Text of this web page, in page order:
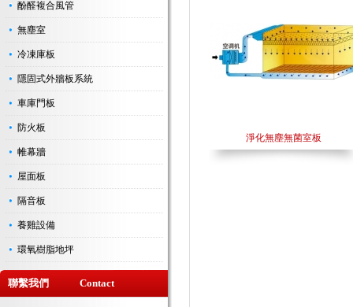
酚醛複合風管
無塵室
冷凍庫板
隱固式外牆板系統
車庫門板
防火板
帷幕牆
屋面板
隔音板
養雞設備
環氧樹脂地坪
聯繫我們 Contact
淨化無塵無菌室板